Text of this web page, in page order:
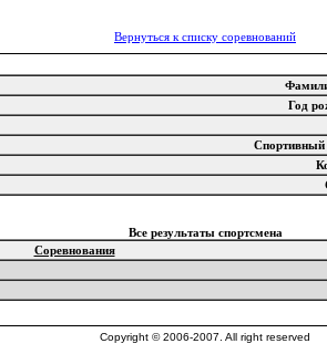
Вернуться к списку соревнований
Год
Спортивный
Все результаты спортсмена
Соревнования
Copyright © 2006-2007. All right reserved